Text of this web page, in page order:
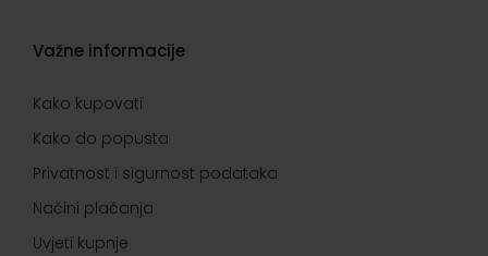
Važne informacije
Kako kupovati
Kako do popusta
Privatnost i sigurnost podataka
Načini plaćanja
Uvjeti kupnje